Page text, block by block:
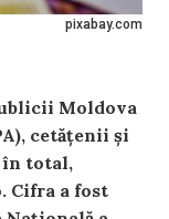
pixabay.com
Moldova
cetățenii și
în total,
Cifra a fost